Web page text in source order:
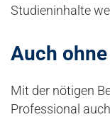
Studieninhalte
Auch
Mit der nötigen
Professional